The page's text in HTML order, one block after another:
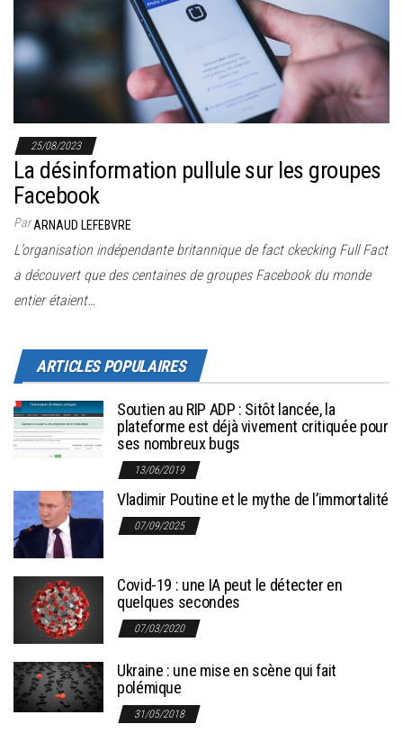
l
a
a
v
g
i
o
25/08/2023
La désinformation pullule sur les groupes
Facebook
ParARNAUD LEFEBVRE
L’organisation indépendante britannique de fact ckecking Full Fact
a découvert que des centaines de groupes Facebook du monde
entier étaient…
ARTICLES POPULAIRES
Soutien au RIP ADP : Sitôt lancée, la
plateforme est déjà vivement critiquée pour
ses nombreux bugs
13/06/2019
Vladimir Poutine et le mythe de l’immortalité
07/09/2025
Covid-19 : une IA peut le détecter en
quelques secondes
07/03/2020
Ukraine : une mise en scène qui fait
polémique
31/05/2018